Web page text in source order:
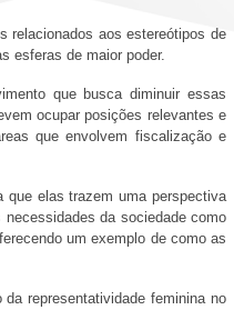
relacionados aos estereótipos de
esferas de maior poder.
que busca diminuir essas
ocupar posições relevantes e
que envolvem fiscalização e
elas trazem uma perspectiva
da sociedade como
um exemplo de como as
representatividade feminina no